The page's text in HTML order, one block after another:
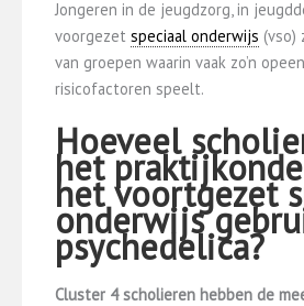
Jongeren in de jeugdzorg, in
voorgezet speciaal onderwijs (vso)
van groepen waarin vaak zo’n
risicofactoren speelt.
Hoeveel
het
het voortgezet
onderwijs
psychedelica?
Cluster 4 scholieren hebben de